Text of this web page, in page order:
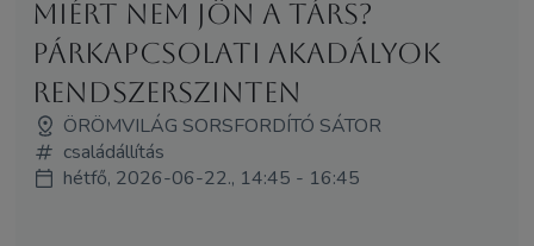
Miért nem jön a társ?
Párkapcsolati akadályok
rendszerszinten
ÖRÖMVILÁG SORSFORDÍTÓ SÁTOR
családállítás
hétfő, 2026-06-22., 14:45 - 16:45